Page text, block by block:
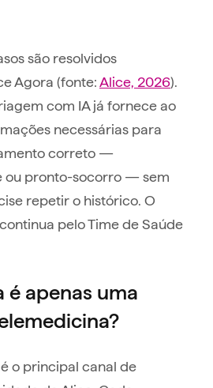
são resolvidos
Agora (fonte:Alice, 2026).
com IA já fornece ao
necessárias para
correto —
ou pronto-socorro — sem
repetir o histórico. O
pelo Time de Saúde
é apenas uma
o principal canal de